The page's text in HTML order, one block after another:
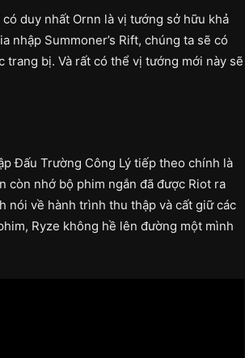
duy nhất Ornn là vị tướng sở hữu khả
nhập Summoner’s Rift, chúng ta sẽ có
bị. Và rất có thể vị tướng mới này sẽ
Đấu Trường Công Lý tiếp theo chính là
còn nhớ bộ phim ngắn đã được Riot ra
nói về hành trình thu thập và cất giữ các
Ryze không hề lên đường một mình